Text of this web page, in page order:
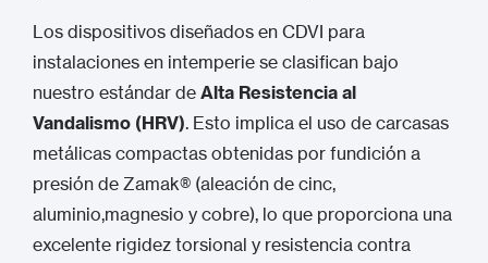
Los dispositivos diseñados en CDVI para
instalaciones en intemperie se clasifican bajo
nuestro estándar de Alta Resistencia al
Vandalismo (HRV). Esto implica el uso de carcasas
metálicas compactas obtenidas por fundición a
presión de Zamak® (aleación de cinc,
aluminio,magnesio y cobre), lo que proporciona una
excelente rigidez torsional y resistencia contra